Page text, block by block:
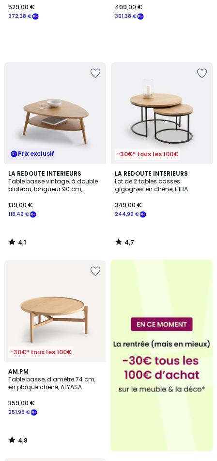
€
souscrivez
372,38
372,38 €
529,00 €
351,38 €
499,00 €
Prix exclusif
LA REDOUTE INTERIEURS
Table basse vintage, à double
plateau, longueur 90 cm,
118,49 €
139,00 €
4,1
/ 5
4,1
/
-30€* tous les 100€
LA REDOUTE INTERIEURS
Lot de 2 tables basses
gigognes en chêne, HIBA
244,96 €
349,00 €
4,7
/ 5
4,7
/
-30€* tous les 100€
AM.PM
Table basse, diamètre 74 cm,
en plaqué chêne, ALYASA
251,98 €
359,00 €
4,8
/ 5
4,8
/